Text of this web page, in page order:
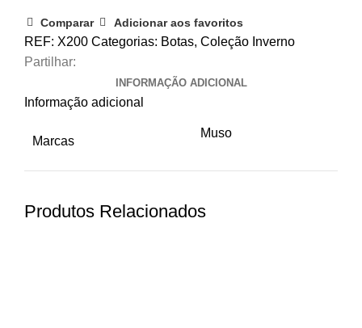
Comparar Adicionar aos favoritos
REF: X200 Categorias: Botas, Coleção Inverno
Partilhar:
INFORMAÇÃO ADICIONAL
Informação adicional
Marcas
Muso
Produtos Relacionados